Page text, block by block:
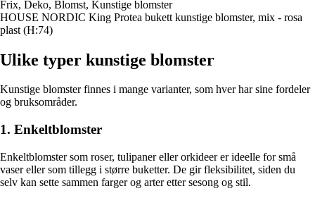
Frix, Deko, Blomst, Kunstige blomster
HOUSE NORDIC King Protea bukett kunstige blomster, mix - rosa
plast (H:74)
Ulike typer kunstige blomster
Kunstige blomster finnes i mange varianter, som hver har sine fordeler
og bruksområder.
1. Enkeltblomster
Enkeltblomster som roser, tulipaner eller orkideer er ideelle for små
vaser eller som tillegg i større buketter. De gir fleksibilitet, siden du
selv kan sette sammen farger og arter etter sesong og stil.